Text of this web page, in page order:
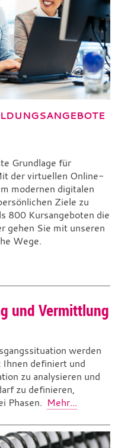
Grundlage für
der virtuellen Online-
modernen digitalen
Ziele zu
800 Kursangeboten die
gehen Sie mit unseren
Wege.
und Vermittlung
werden
definiert und
zu analysieren und
zu definieren,
Phasen. Mehr...